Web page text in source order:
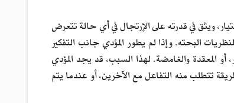
ويثق في قدرته على الإرتجال في أي حالة تتعرض
البحته. وإذا لم يطور المؤدي جانب التفكير
المعقدة والغامضة. لهذا السبب، قد يجد المؤدي
تتطلب منه التفاعل مع الآخرين، أو عندما يتم